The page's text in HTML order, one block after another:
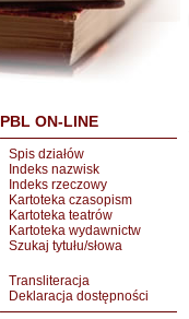
PBL ON-LINE
Spis działów
Indeks nazwisk
Indeks rzeczowy
Kartoteka czasopism
Kartoteka teatrów
Kartoteka wydawnictw
Szukaj tytułu/słowa
Transliteracja
Deklaracja dostępności